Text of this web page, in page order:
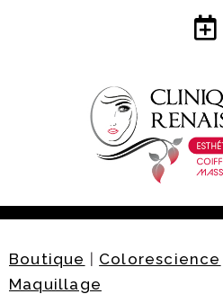
Boutique | Colorescience
Maquillage
À